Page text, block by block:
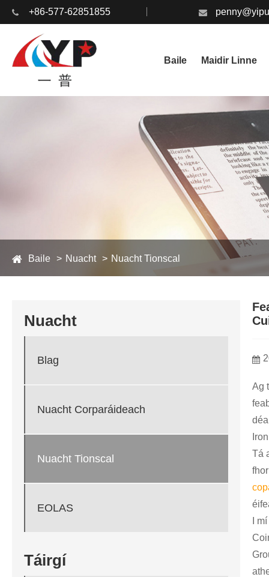
+86-577-62851855
Baile Maidir Linne
Baile Nuacht Nuacht Tionscal
Nuacht
Blag
Nuacht Corparáideach
Nuacht Tionscal
EOLAS
Táirgí
Ag
Tá
I